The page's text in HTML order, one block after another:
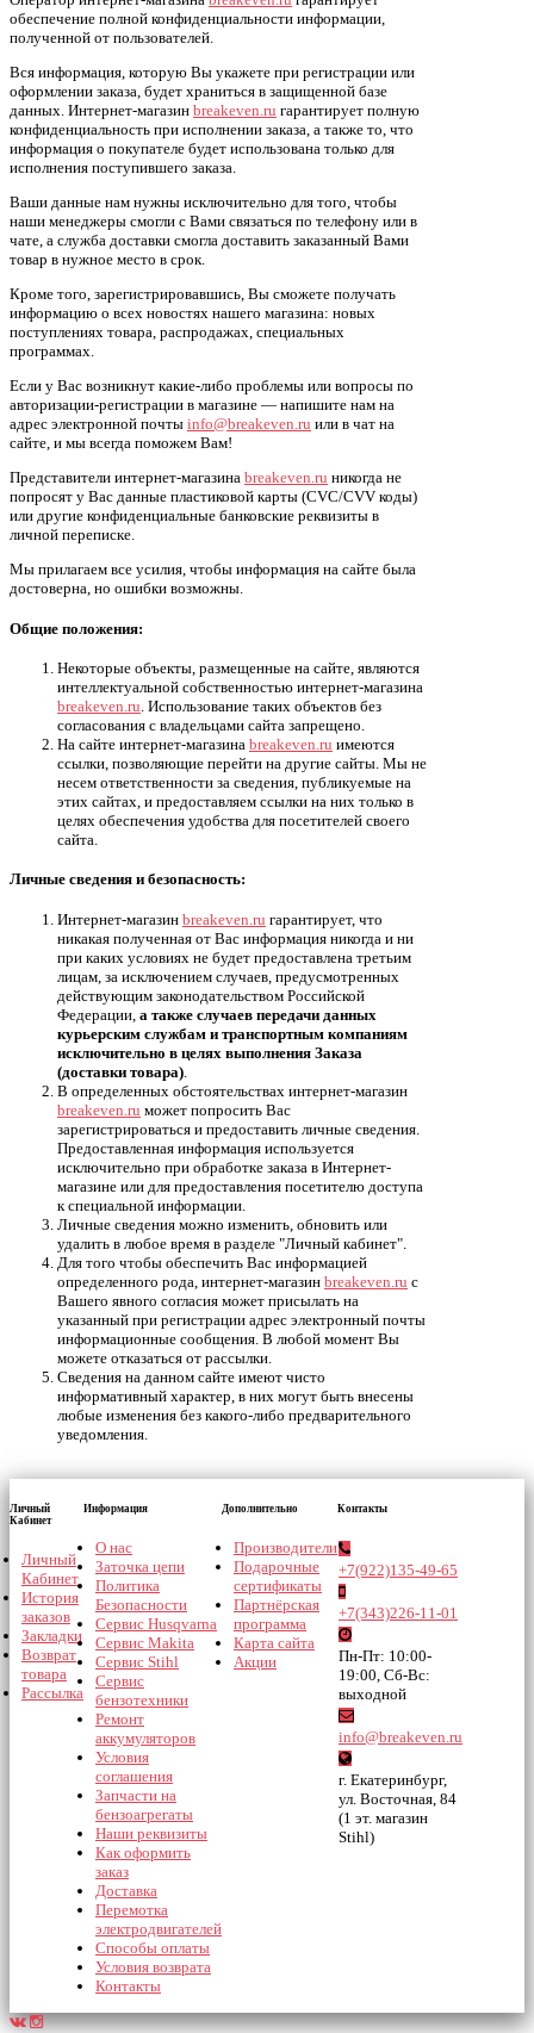
обеспечение полной конфиденциальности информации,
полученной от пользователей.
Вся информация, которую Вы укажете при регистрации или
оформлении заказа, будет храниться в защищенной базе
данных. Интернет-магазин breakeven.ru гарантирует полную
конфиденциальность при исполнении заказа, а также то, что
информация о покупателе будет использована только для
исполнения поступившего заказа.
Ваши данные нам нужны исключительно для того, чтобы
наши менеджеры смогли с Вами связаться по телефону или в
чате, а служба доставки смогла доставить заказанный Вами
товар в нужное место в срок.
Кроме того, зарегистрировавшись, Вы сможете получать
информацию о всех новостях нашего магазина: новых
поступлениях товара, распродажах, специальных
программах.
Если у Вас возникнут какие-либо проблемы или вопросы по
авторизации-регистрации в магазине — напишите нам на
адрес электронной почты info@breakeven.ru или в чат на
сайте, и мы всегда поможем Вам!
Представители интернет-магазина breakeven.ru никогда не
попросят у Вас данные пластиковой карты (CVC/CVV коды)
или другие конфиденциальные банковские реквизиты в
личной переписке.
Мы прилагаем все усилия, чтобы информация на сайте была
достоверна, но ошибки возможны.
Общие положения:
Некоторые объекты, размещенные на сайте, являются
интеллектуальной собственностью интернет-магазина
breakeven.ru . Использование таких объектов без
согласования с владельцами сайта запрещено.
На сайте интернет-магазина breakeven.ru имеются
ссылки, позволяющие перейти на другие сайты. Мы не
несем ответственности за сведения, публикуемые на
этих сайтах, и предоставляем ссылки на них только в
целях обеспечения удобства для посетителей своего
сайта.
Личные сведения и безопасность:
Интернет-магазин breakeven.ru гарантирует, что
никакая полученная от Вас информация никогда и ни
при каких условиях не будет предоставлена третьим
лицам, за исключением случаев, предусмотренных
действующим законодательством Российской
Федерации, а также случаев передачи данных
курьерским службам и транспортным компаниям
исключительно в целях выполнения Заказа
(доставки товара)
В определенных обстоятельствах интернет-магазин
breakeven.ru может попросить Вас
зарегистрироваться и предоставить личные сведения.
Предоставленная информация используется
исключительно при обработке заказа в Интернет-
магазине или для предоставления посетителю доступа
к специальной информации.
Личные сведения можно изменить, обновить или
удалить в любое время в разделе "Личный кабинет".
Для того чтобы обеспечить Вас информацией
определенного рода, интернет-магазин breakeven.ru с
Вашего явного согласия может присылать на
указанный при регистрации адрес электронный почты
информационные сообщения. В любой момент Вы
можете отказаться от рассылки.
Сведения на данном сайте имеют чисто
информативный характер, в них могут быть внесены
любые изменения без какого-либо предварительного
уведомления.
Личный
Кабинет
Личный
Кабинет
История
заказов
Закладки
Возврат
товара
Рассылка
Информация
О нас
Заточка цепи
Политика
Безопасности
Сервис Husqvarna
Сервис Makita
Сервис Stihl
Сервис
бензотехники
Ремонт
аккумуляторов
Условия
соглашения
Запчасти на
бензоагрегаты
Наши реквизиты
Как оформить
заказ
Доставка
Перемотка
электродвигателей
Способы оплаты
Условия возврата
Контакты
Дополнительно
Производители
Подарочные
сертификаты
Партнёрская
программа
Карта сайта
Акции
Контакты
+7(922)135-49-65
+7(343)226-11-01
Пн-Пт: 10:00-
19:00, Сб-Вс:
выходной
info@breakeven.ru
г. Екатеринбург,
ул. Восточная, 84
(1 эт. магазин
Stihl)